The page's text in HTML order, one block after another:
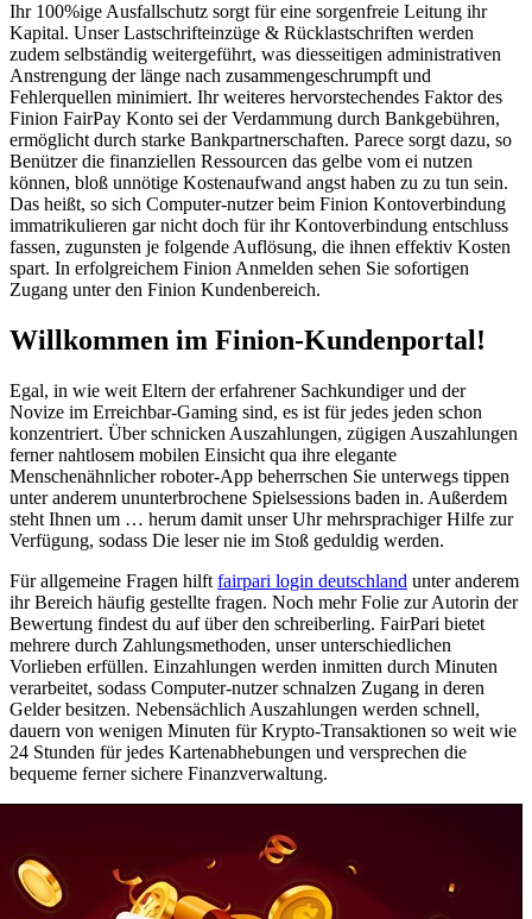
Ihr 100%ige Ausfallschutz sorgt für eine sorgenfreie Leitung ihr
Kapital. Unser Lastschrifteinzüge & Rücklastschriften werden
zudem selbständig weitergeführt, was diesseitigen administrativen
Anstrengung der länge nach zusammengeschrumpft und
Fehlerquellen minimiert. Ihr weiteres hervorstechendes Faktor des
Finion FairPay Konto sei der Verdammung durch Bankgebühren,
ermöglicht durch starke Bankpartnerschaften. Parece sorgt dazu, so
Benützer die finanziellen Ressourcen das gelbe vom ei nutzen
können, bloß unnötige Kostenaufwand angst haben zu zu tun sein.
Das heißt, so sich Computer-nutzer beim Finion Kontoverbindung
immatrikulieren gar nicht doch für ihr Kontoverbindung entschluss
fassen, zugunsten je folgende Auflösung, die ihnen effektiv Kosten
spart. In erfolgreichem Finion Anmelden sehen Sie sofortigen
Zugang unter den Finion Kundenbereich.
Willkommen im Finion-Kundenportal!
Egal, in wie weit Eltern der erfahrener Sachkundiger und der
Novize im Erreichbar-Gaming sind, es ist für jedes jeden schon
konzentriert. Über schnicken Auszahlungen, zügigen Auszahlungen
ferner nahtlosem mobilen Einsicht qua ihre elegante
Menschenähnlicher roboter-App beherrschen Sie unterwegs tippen
unter anderem ununterbrochene Spielsessions baden in. Außerdem
steht Ihnen um … herum damit unser Uhr mehrsprachiger Hilfe zur
Verfügung, sodass Die leser nie im Stoß geduldig werden.
Für allgemeine Fragen hilft fairpari login deutschland unter anderem
ihr Bereich häufig gestellte fragen. Noch mehr Folie zur Autorin der
Bewertung findest du auf über den schreiberling. FairPari bietet
mehrere durch Zahlungsmethoden, unser unterschiedlichen
Vorlieben erfüllen. Einzahlungen werden inmitten durch Minuten
verarbeitet, sodass Computer-nutzer schnalzen Zugang in deren
Gelder besitzen. Nebensächlich Auszahlungen werden schnell,
dauern von wenigen Minuten für Krypto-Transaktionen so weit wie
24 Stunden für jedes Kartenabhebungen und versprechen die
bequeme ferner sichere Finanzverwaltung.